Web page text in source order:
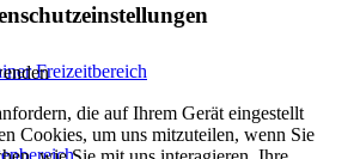
Freizeitbereich
die auf Ihrem Gerät eingestellt
Cookies, um uns mitzuteilen, wenn Sie